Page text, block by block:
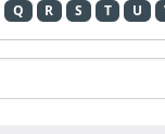
Q R S T U